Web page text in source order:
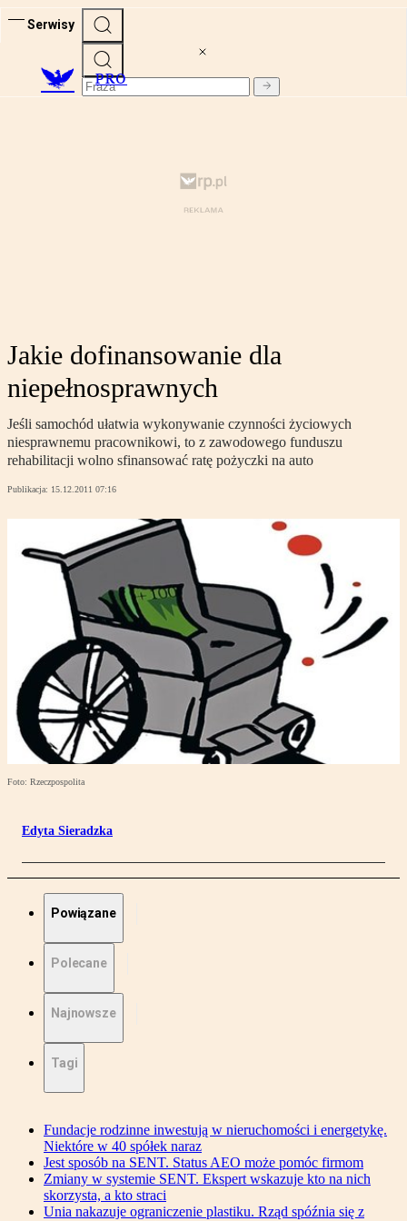
Serwisy
PRO
Jakie dofinansowanie dla
niepełnosprawnych
Jeśli samochód ułatwia wykonywanie czynności życiowych
niesprawnemu pracownikowi, to z zawodowego funduszu
rehabilitacji wolno sfinansować ratę pożyczki na auto
Publikacja: 15.12.2011 07:16
Foto: Rzeczpospolita
Edyta Sieradzka
Powiązane
Polecane
Najnowsze
Tagi
Fundacje rodzinne inwestują w nieruchomości i energetykę.
Niektóre w 40 spółek naraz
Jest sposób na SENT. Status AEO może pomóc firmom
Zmiany w systemie SENT. Ekspert wskazuje kto na nich
skorzysta, a kto straci
Unia nakazuje ograniczenie plastiku. Rząd spóźnia się z